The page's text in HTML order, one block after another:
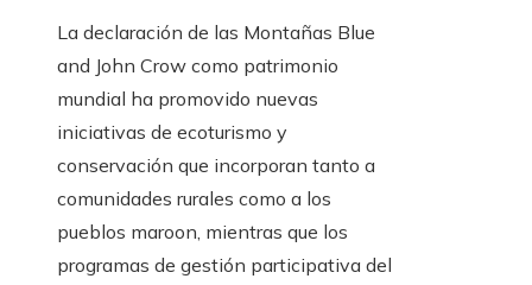
La declaración de las Montañas Blue
and John Crow como patrimonio
mundial ha promovido nuevas
iniciativas de ecoturismo y
conservación que incorporan tanto a
comunidades rurales como a los
pueblos maroon, mientras que los
programas de gestión participativa del